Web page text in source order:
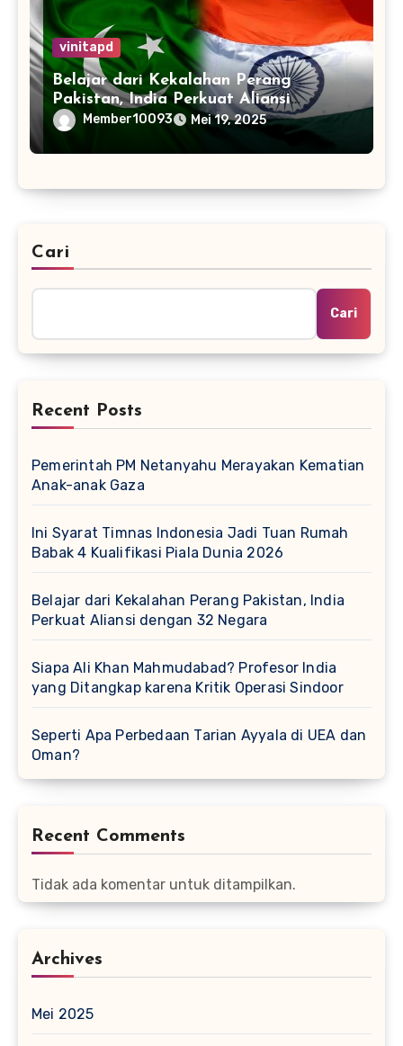
vinitapd
Belajar dari Kekalahan Perang
Pakistan, India Perkuat Aliansi
dengan 32 Negara
Member10093 Mei 19, 2025
Cari
Cari
Recent Posts
Pemerintah PM Netanyahu Merayakan Kematian
Anak-anak Gaza
Ini Syarat Timnas Indonesia Jadi Tuan Rumah
Babak 4 Kualifikasi Piala Dunia 2026
Belajar dari Kekalahan Perang Pakistan, India
Perkuat Aliansi dengan 32 Negara
Siapa Ali Khan Mahmudabad? Profesor India
yang Ditangkap karena Kritik Operasi Sindoor
Seperti Apa Perbedaan Tarian Ayyala di UEA dan
Oman?
Recent Comments
Tidak ada komentar untuk ditampilkan.
Archives
Mei 2025